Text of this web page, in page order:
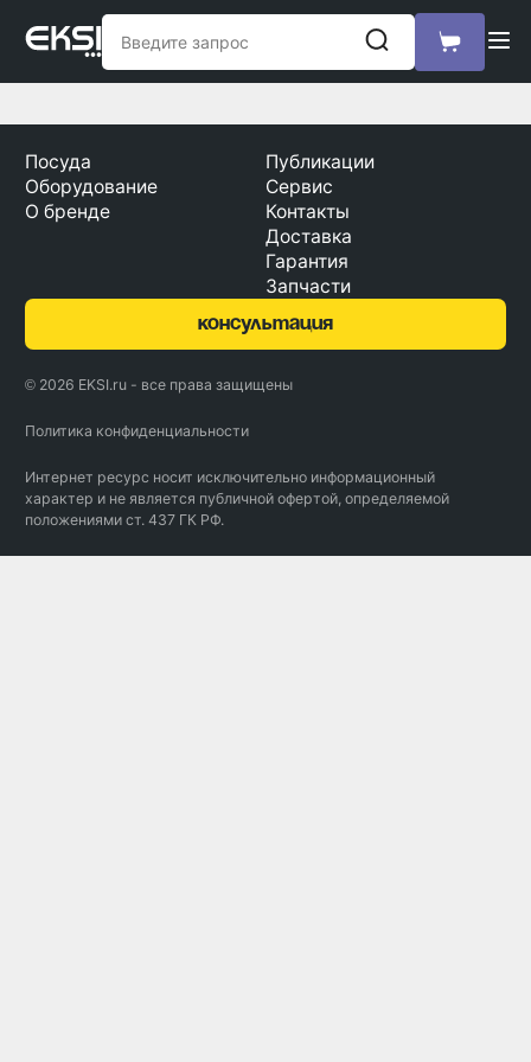
Посуда
Оборудование
О бренде
Публикации
Сервис
Контакты
Доставка
Гарантия
Запчасти
консультация
© 2026 EKSI.ru - все права защищены
Политика конфиденциальности
Интернет ресурс носит исключительно информационный
характер и не является публичной офертой, определяемой
положениями ст. 437 ГК РФ.